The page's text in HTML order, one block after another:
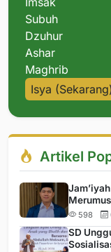
Subuh
Dzuhur
Ashar
Maghrib
Isya (Sekarang)
Artikel
598
SD